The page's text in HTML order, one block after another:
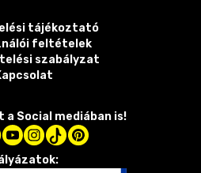
tájékoztató
feltételek
szabályzat
a Social mediában is!